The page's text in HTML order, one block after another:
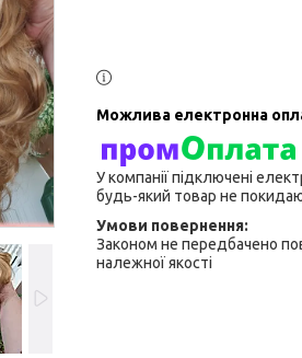
У компанії підключені
будь-який товар не
Законом не передбачено
належної якості